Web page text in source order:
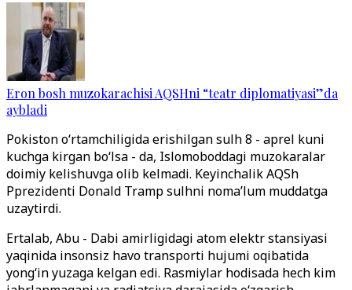
Eron bosh muzokarachisi AQSHni “teatr diplomatiyasi”da
aybladi
Pokiston o‘rtamchiligida erishilgan sulh 8 - aprel kuni
kuchga kirgan bo‘lsa - da, Islomoboddagi muzokaralar
doimiy kelishuvga olib kelmadi. Keyinchalik AQSh
Pprezidenti Donald Tramp sulhni noma’lum muddatga
uzaytirdi.
Ertalab, Abu - Dabi amirligidagi atom elektr stansiyasi
yaqinida insonsiz havo transporti hujumi oqibatida
yong‘in yuzaga kelgan edi. Rasmiylar hodisada hech kim